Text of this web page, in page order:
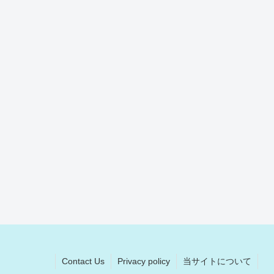
Contact Us Privacy policy 当サイトについて